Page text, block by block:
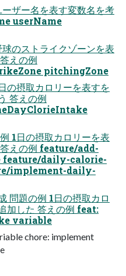
ザー名を表す変数名を考
userName
のストライクゾーンを表
えの例
pitchingZone
の摂取カロリーを表すを
答えの例
1日の摂取カロリーを表
答えの例 feature/add-
daily-calorie-
implement-daily-
問題の例 1日の摂取カロ
加した 答えの例 feat:
variable
chore: implement